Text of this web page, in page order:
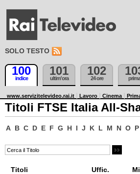
SOLO TESTO
100
indice
101
ultim'ora
102
24 ore prima
www.servizitelevideo.rai.it Lavoro Cinema
Titoli FTSE Italia All-
A B C D E F G H I J K L M N O P
Titoli Uffic.